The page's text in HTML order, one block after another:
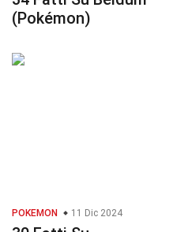
(Pokémon)
POKEMON 11 Dic 2024